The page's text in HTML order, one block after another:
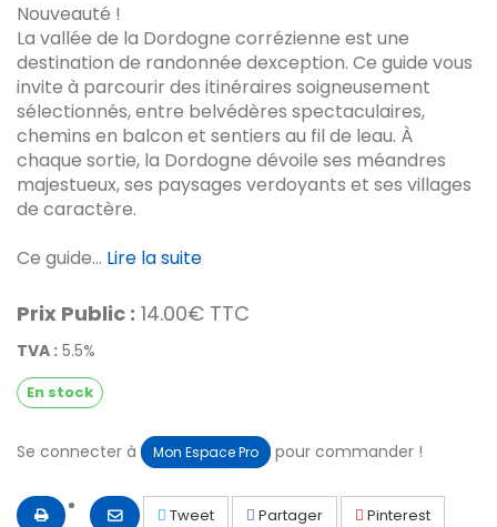
Nouveauté !
La vallée de la Dordogne corrézienne est une
destination de randonnée dexception. Ce guide vous
invite à parcourir des itinéraires soigneusement
sélectionnés, entre belvédères spectaculaires,
chemins en balcon et sentiers au fil de leau. À
chaque sortie, la Dordogne dévoile ses méandres
majestueux, ses paysages verdoyants et ses villages
de caractère.
Ce guide... Lire la suite
Prix Public : 14.00€ TTC
TVA : 5.5%
En stock
Se connecter à Mon Espace Pro pour commander !
Tweet Partager Pinterest